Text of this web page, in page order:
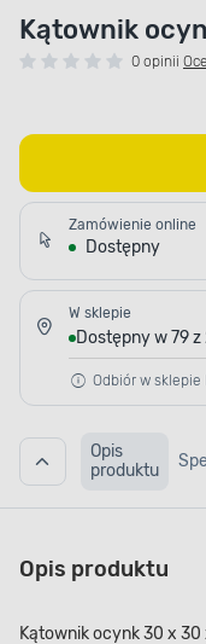
Kątownik
0 opinii
Zamówienie online
Dostępny
W sklepie
Dostępny w 79
Odbiór w sklepie
Opis
produktu
Opis produktu
Kątownik ocynk 30 x 30